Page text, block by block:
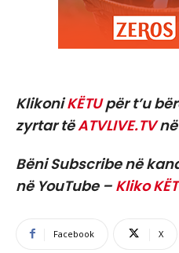
KlikoniKËTUpër t’u
zyrtar tëATVLIVE.TVnë
Bëni Subscribe në
në YouTube – Kliko
Facebook X